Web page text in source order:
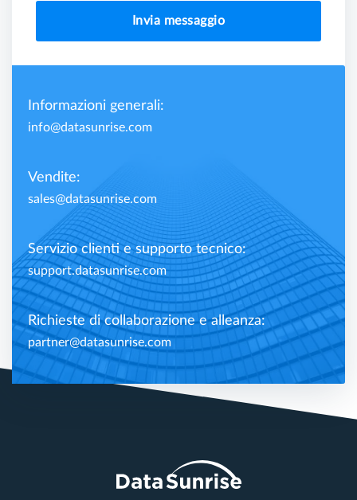
Invia messaggio
Informazioni generali:
info@datasunrise.com
Vendite:
sales@datasunrise.com
Servizio clienti e supporto tecnico:
support.datasunrise.com
Richieste di collaborazione e alleanza:
partner@datasunrise.com